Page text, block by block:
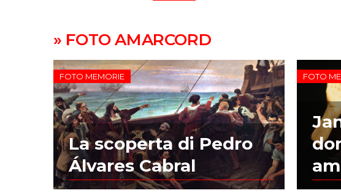
» FOTO AMARCORD
FOTO MEMORIE
La scoperta di Pedro
Álvares Cabral
FOTO